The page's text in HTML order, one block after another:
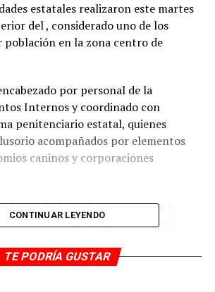
estatales realizaron este martes
del , considerado uno de los
población en la zona centro de
por personal de la
Internos y coordinado con
penitenciario estatal, quienes
acompañados por elementos
caninos y corporaciones
horas de la tarde comenzaron a
al complejo penitenciario
vigilancia tanto en los accesos
CONTINUAR LEYENDO
TE PODRÍA GUSTAR